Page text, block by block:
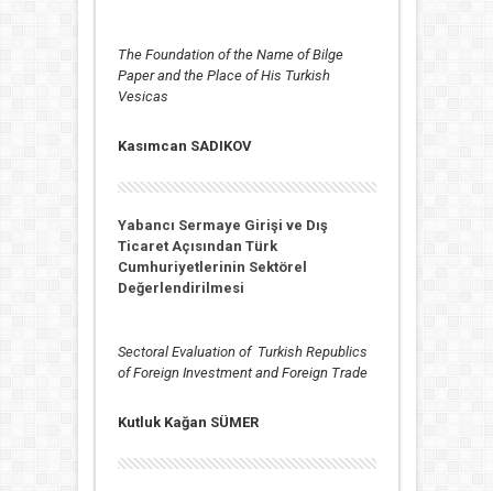
The Foundation of the Name of Bilge
Paper and the Place of His Turkish
Vesicas
Kasımcan SADIKOV
Yabancı Sermaye Girişi ve Dış
Ticaret Açısından Türk
Cumhuriyetlerinin Sektörel
Değerlendirilmesi
Sectoral Evaluation of Turkish Republics
of Foreign Investment and Foreign Trade
Kutluk Kağan SÜMER